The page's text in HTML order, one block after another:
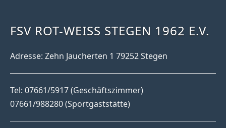
FSV ROT-WEISS STEGEN 1962 E.V.
Adresse: Zehn Jaucherten 1 79252 Stegen
Tel: 07661/5917 (Geschäftszimmer)
07661/988280 (Sportgaststätte)